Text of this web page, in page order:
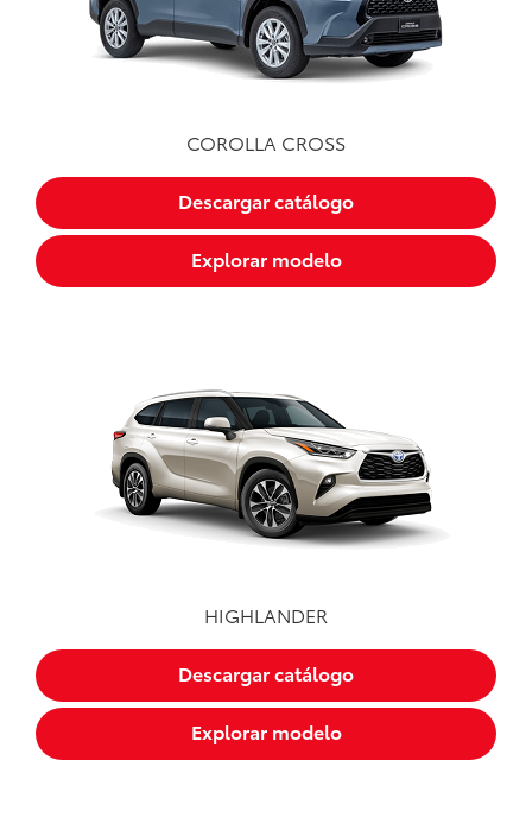
COROLLA CROSS
Descargar catálogo
Explorar modelo
HIGHLANDER
Descargar catálogo
Explorar modelo